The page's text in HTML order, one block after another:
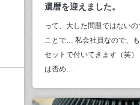
還暦を迎えました。
って、大した問題ではない
ことで… 私会社員なので、
セットで付いてきます（笑
は否め…